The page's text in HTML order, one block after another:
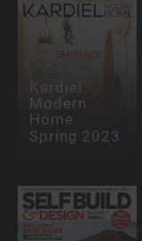
Kardiel
Modern
Home
Spring 2023